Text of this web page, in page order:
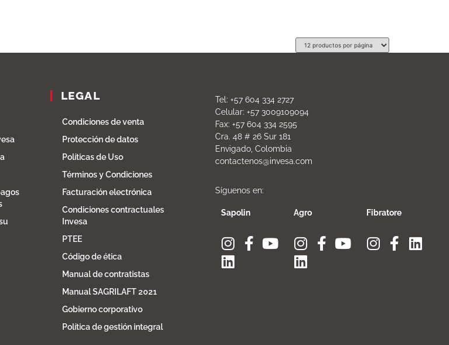
LEGAL
Condiciones de venta
Protección de datos
Políticas de Uso
Términos y Condiciones
Facturación electrónica
Condiciones contractuales
Invesa
PTEE
Código de ética
Manual de contratistas
Manual SAGRILAFT 2021
Gobierno corporativo
Política de gestión integral
Tel: +57 604 334 2727
Celular: +57 3009109094
Fax: +57 604 334 2595
Cra. 48 # 26 Sur 181
Envigado, Colombia
contactenos@invesa.com
Síguenos en:
Sapolin Agro Fibratore